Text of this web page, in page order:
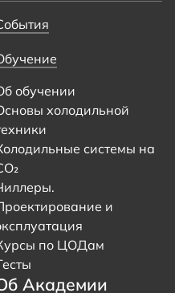
обучении
холодильной
системы на
и
по ЦОДам
Академии